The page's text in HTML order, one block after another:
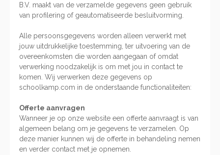
B.V. maakt van de verzamelde gegevens geen gebruik
van profilering of geautomatiseerde besluitvorming.
Alle persoonsgegevens worden alleen verwerkt met
jouw uitdrukkelijke toestemming, ter uitvoering van de
overeenkomsten die worden aangegaan of omdat
verwerking noodzakelijk is om met jou in contact te
komen. Wij verwerken deze gegevens op
schoolkamp.com in de onderstaande functionaliteiten:
Offerte aanvragen
Wanneer je op onze website een offerte aanvraagt is van
algemeen belang om je gegevens te verzamelen. Op
deze manier kunnen wij de offerte in behandeling nemen
en verder contact met je opnemen.